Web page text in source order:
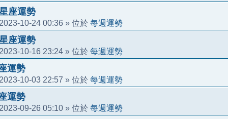
座運勢
2023-10-24 00:36 » 位於 每週運勢
座運勢
2023-10-16 23:24 » 位於 每週運勢
運勢
2023-10-03 22:57 » 位於 每週運勢
運勢
2023-09-26 05:10 » 位於 每週運勢